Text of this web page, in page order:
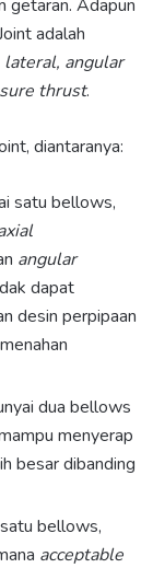
getaran. Adapun
adalah
lateral, angular
thrust.
diantaranya:
satu bellows,
angular
dapat
desin perpipaan
dua bellows
menyerap
besar dibanding
bellows,
acceptable